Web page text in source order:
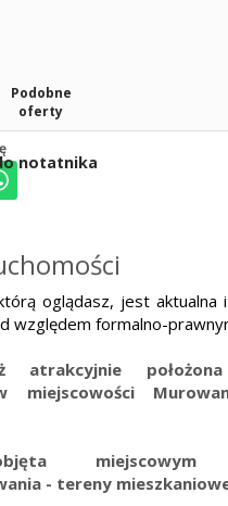
notatnika
Podobne
oferty
oglądasz, jest aktualna i
względem formalno-
atrakcyjnie
miejscowości
miejscowym
- tereny